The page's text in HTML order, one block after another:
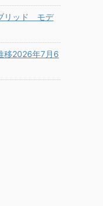
リッド モデ
移2026年7月6